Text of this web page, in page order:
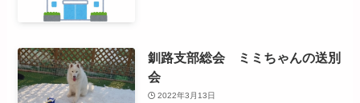
釧路支部総会 ミミちゃんの送別
会
2022年3月13日